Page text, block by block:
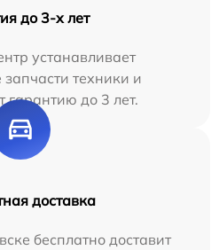
до 3-х лет
устанавливает
техники и
гарантию до 3 лет.
доставка
бесплатно доставит